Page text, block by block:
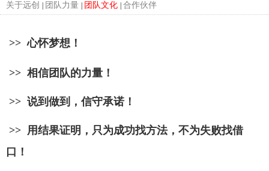
关于远创
团队力量 团队文化 合作伙伴
>> 心怀梦想！
>> 相信团队的力量！
>> 说到做到，信守承诺！
>> 用结果证明，只为成功找方法，不为失败找借
口！